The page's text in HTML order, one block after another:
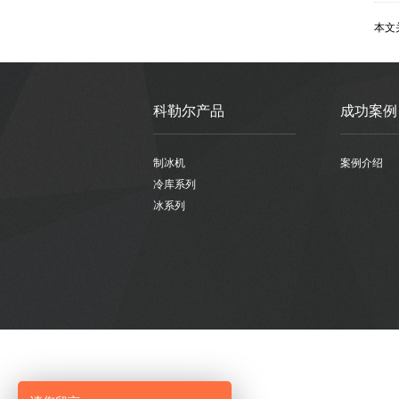
本文
科勒尔产品
制冰机
冷库系列
冰系列
成功案例
案例介绍